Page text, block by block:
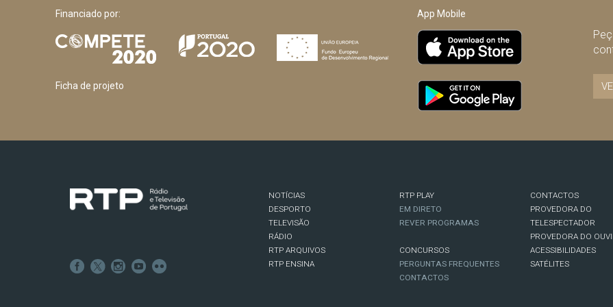
Financiado por:
Ficha de projeto
App Mobile
NOTÍCIAS
DESPORTO
TELEVISÃO
RÁDIO
RTP ARQUIVOS
RTP ENSINA
RTP PLAY
EM DIRETO
REVER PROGRAMAS
CONCURSOS
PERGUNTAS FREQUENTES
CONTACTOS
CONTACTOS
PROVEDORA DO
TELESPECTADOR
PROVEDORA DO
ACESSIBILIDADES
SATÉLITES